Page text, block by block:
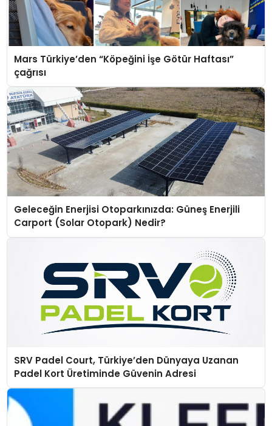
Mars Türkiye’den “Köpeğini İşe Götür Haftası”
çağrısı
Geleceğin Enerjisi Otoparkınızda: Güneş Enerjili
Carport (Solar Otopark) Nedir?
SRV Padel Court, Türkiye’den Dünyaya Uzanan
Padel Kort Üretiminde Güvenin Adresi